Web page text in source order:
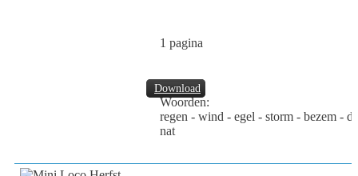
Download
1 pagina
Woorden:
regen - wind - egel - storm - bezem -
nat